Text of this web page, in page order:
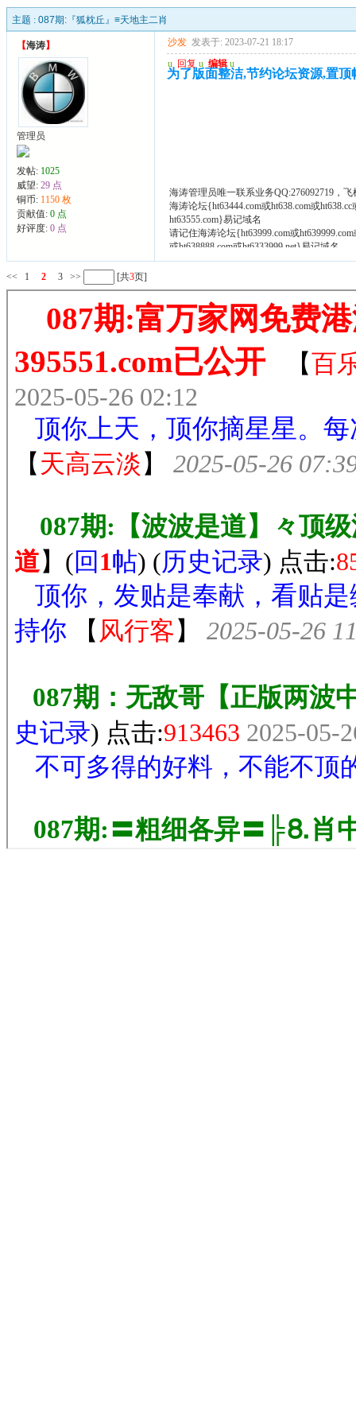
主题 : 087期:『狐枕丘』≡天地主二肖
【海涛】
管理员
发帖: 1025
威望: 29 点
铜币: 1150 枚
贡献值: 0 点
好评度: 0 点
沙发 发表于: 2023-07-21 18:17
u 回复 u 编辑 u
为了版面整洁,节约论坛资源,置
海涛管理员唯一联系业务QQ:276092719，
海涛论坛{ht63444.com或ht638.com或
ht63555.com}易记域名
请记住海涛论坛{ht63999.com或
或ht638888.com或ht6333999.net}易记域名
如有域名打不开请尝试在域名前面加www.
<<
1 2 3 >> [共3页]